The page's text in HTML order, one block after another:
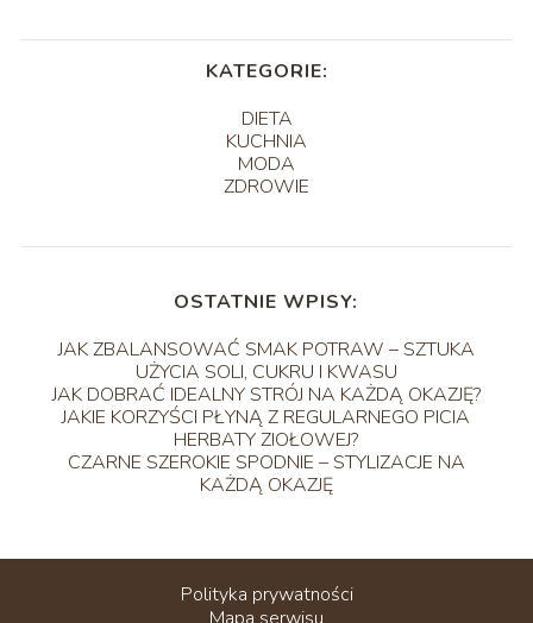
KATEGORIE:
DIETA
KUCHNIA
MODA
ZDROWIE
OSTATNIE WPISY:
JAK ZBALANSOWAĆ SMAK POTRAW – SZTUKA
UŻYCIA SOLI, CUKRU I KWASU
JAK DOBRAĆ IDEALNY STRÓJ NA KAŻDĄ OKAZJĘ?
JAKIE KORZYŚCI PŁYNĄ Z REGULARNEGO PICIA
HERBATY ZIOŁOWEJ?
CZARNE SZEROKIE SPODNIE – STYLIZACJE NA
KAŻDĄ OKAZJĘ
Polityka prywatności